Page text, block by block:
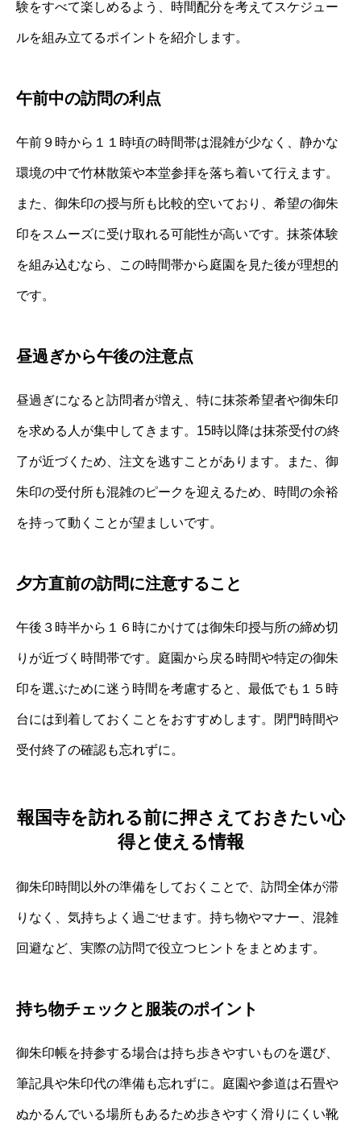
験をすべて楽しめるよう、時間配分を考えてスケジュー
ルを組み立てるポイントを紹介します。
午前中の訪問の利点
午前９時から１１時頃の時間帯は混雑が少なく、静かな
環境の中で竹林散策や本堂参拝を落ち着いて行えます。
また、御朱印の授与所も比較的空いており、希望の御朱
印をスムーズに受け取れる可能性が高いです。抹茶体験
を組み込むなら、この時間帯から庭園を見た後が理想的
です。
昼過ぎから午後の注意点
昼過ぎになると訪問者が増え、特に抹茶希望者や御朱印
を求める人が集中してきます。15時以降は抹茶受付の終
了が近づくため、注文を逃すことがあります。また、御
朱印の受付所も混雑のピークを迎えるため、時間の余裕
を持って動くことが望ましいです。
夕方直前の訪問に注意すること
午後３時半から１６時にかけては御朱印授与所の締め切
りが近づく時間帯です。庭園から戻る時間や特定の御朱
印を選ぶために迷う時間を考慮すると、最低でも１５時
台には到着しておくことをおすすめします。閉門時間や
受付終了の確認も忘れずに。
報国寺を訪れる前に押さえておきたい心
得と使える情報
御朱印時間以外の準備をしておくことで、訪問全体が滞
りなく、気持ちよく過ごせます。持ち物やマナー、混雑
回避など、実際の訪問で役立つヒントをまとめます。
持ち物チェックと服装のポイント
御朱印帳を持参する場合は持ち歩きやすいものを選び、
筆記具や朱印代の準備も忘れずに。庭園や参道は石畳や
ぬかるんでいる場所もあるため歩きやすく滑りにくい靴